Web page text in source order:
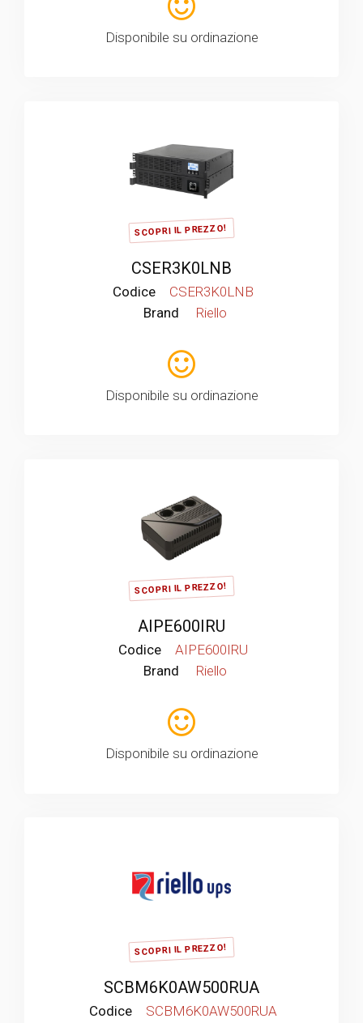
Disponibile su ordinazione
SCOPRI IL PREZZO!
CSER3K0LNB
Codice
CSER3K0LNB
Brand
Riello
Disponibile su ordinazione
SCOPRI IL PREZZO!
AIPE600IRU
Codice
AIPE600IRU
Brand
Riello
Disponibile su ordinazione
SCOPRI IL PREZZO!
SCBM6K0AW500RUA
Codice SCBM6K0AW500RUA